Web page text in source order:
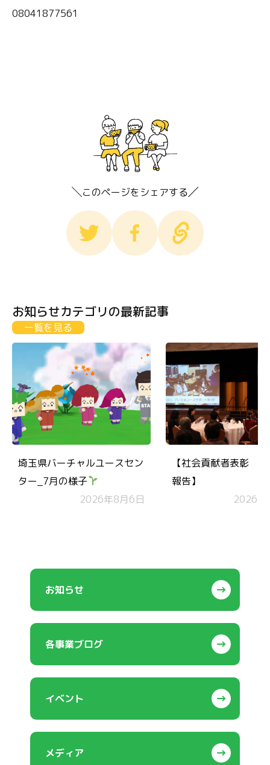
08041877561
このページをシェアする
お知らせカテゴリの最新記事
一覧を見る
埼玉県バーチャルユースセン
ター_7月の様子
2026年8月6日
【社会貢献者表彰
報告】
2026年
お知らせ
各事業ブログ
イベント
メディア